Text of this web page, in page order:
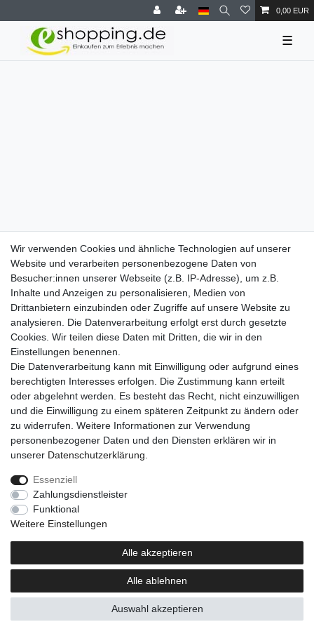
0,00 EUR
☰
Einkaufen
Zahlungsarten
Versandarten & -kosten
Warenkorb
Mein Konto
Anmelden
Registrieren
Unternehmen
Kontakt
Impressum
Newsletter
Wir verwenden Cookies und ähnliche Technologien auf unserer
Website und verarbeiten personenbezogene Daten von
Besucher:innen unserer Webseite (z.B. IP-Adresse), um z.B.
Inhalte und Anzeigen zu personalisieren, Medien von
Drittanbietern einzubinden oder Zugriffe auf unsere Website zu
analysieren. Die Datenverarbeitung erfolgt erst durch gesetzte
Cookies. Wir teilen diese Daten mit Dritten, die wir in den
Einstellungen benennen.
Die Datenverarbeitung kann mit Einwilligung oder aufgrund eines
berechtigten Interesses erfolgen. Die Zustimmung kann erteilt
oder abgelehnt werden. Es besteht das Recht, nicht einzuwilligen
und die Einwilligung zu einem späteren Zeitpunkt zu ändern oder
zu widerrufen. Weitere Informationen zur Verwendung
personenbezogener Daten und den Diensten erklären wir in
unserer Daten­schutz­erklärung
Essenziell
Zahlungsdienstleister
Funktional
Weitere Einstellungen
Alle akzeptieren
Alle ablehnen
Auswahl akzeptieren